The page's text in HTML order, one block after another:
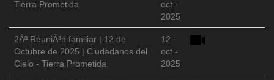
Tierra Prometida
oct -
2025
2Âª ReuniÃ³n familiar | 12 de
Octubre de 2025 | Ciudadanos del
Cielo - Tierra Prometida
12 -
oct -
2025